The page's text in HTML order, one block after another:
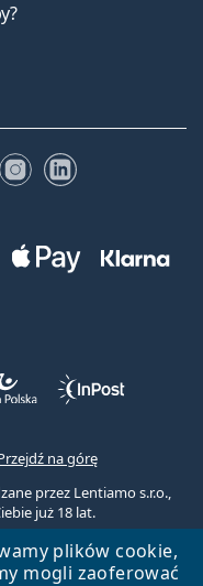
plików cookie,
mogli zaoferować
Instagramie
LinkedIn
na górę
przez Lentiamo s.r.o.,
już 18 lat.